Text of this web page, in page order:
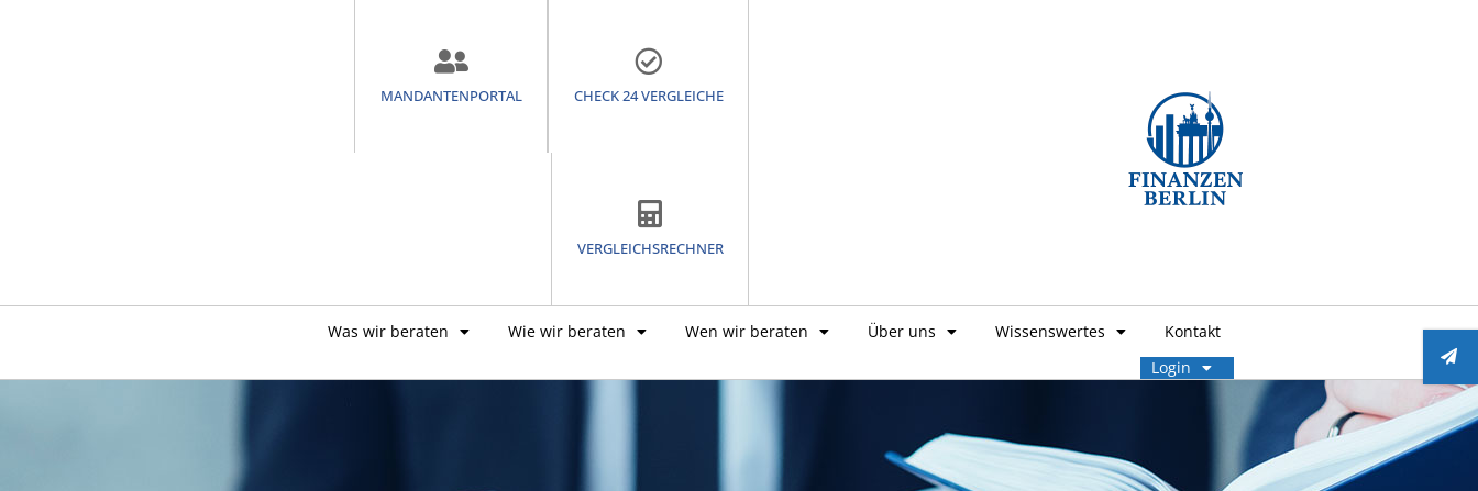
MANDANTENPORTAL CHECK 24 VERGLEICHE
VERGLEICHSRECHNER
Was wir beraten Wie wir beraten Wen wir beraten Über uns Wissenswertes
Kontakt
Login